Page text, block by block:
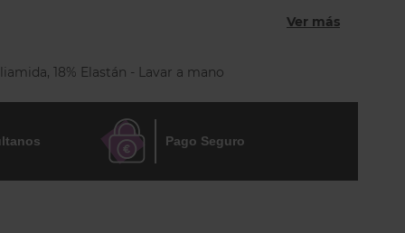
cómodo y versátil: la banda tiene varios
costuras ni foam, son de suave encaje floral
en el centro que le da un mejor ajuste y
un juego de tirantes opcionales: lo puedes
Ver más
18% Elastán - Lavar a mano
Pago Seguro